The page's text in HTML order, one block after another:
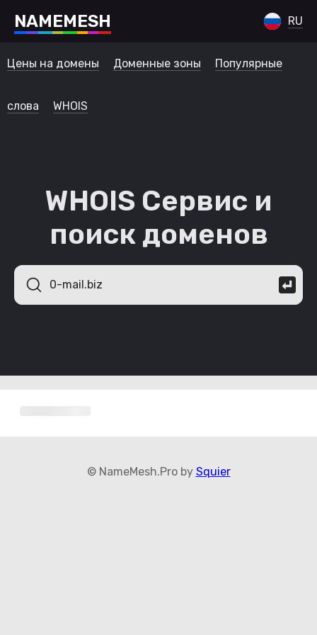
NAMEMESH RU
Цены на домены Доменные зоны Популярные
слова WHOIS
WHOIS Сервис и
поиск доменов
© NameMesh.Pro by Squier